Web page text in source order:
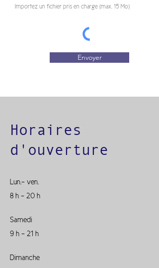
Importez un fichier pris en charge (max. 15 Mo)
Envoyer
Horaires
d'ouverture
Lun.- ven.
8 h - 20 h
Samedi
9 h - 21 h
Dimanche